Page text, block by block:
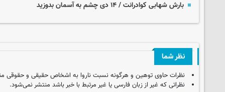
بارش شهابی کوادرانت / ۱۴ دی‌ چشم به آسمان بدوزید
نظر شما
نظرات حاوی توهین و هرگونه نسبت ناروا به اشخاص حقیقی و حقوقی
نظراتی که غیر از زبان فارسی یا غیر مرتبط با خبر باشد منتشر نمی‌شود.